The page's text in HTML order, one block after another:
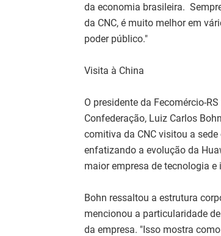
da economia brasileira.
da CNC, é muito melhor em
poder público."
Visita à China
O presidente da Fecomércio-
Confederação, Luiz Carlos
comitiva da CNC visitou a
enfatizando a evolução da
maior empresa de tecnologia
Bohn ressaltou a estrutura
mencionou a particularidade
da empresa. "Isso mostra